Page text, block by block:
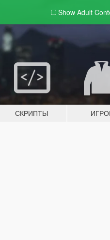
Show Adult
СКРИПТЫ